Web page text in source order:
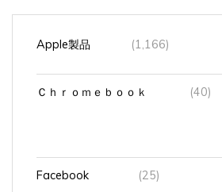
Apple製品 (1,166)
Ｃｈｒｏｍｅｂｏｏｋ (40)
Facebook (25)